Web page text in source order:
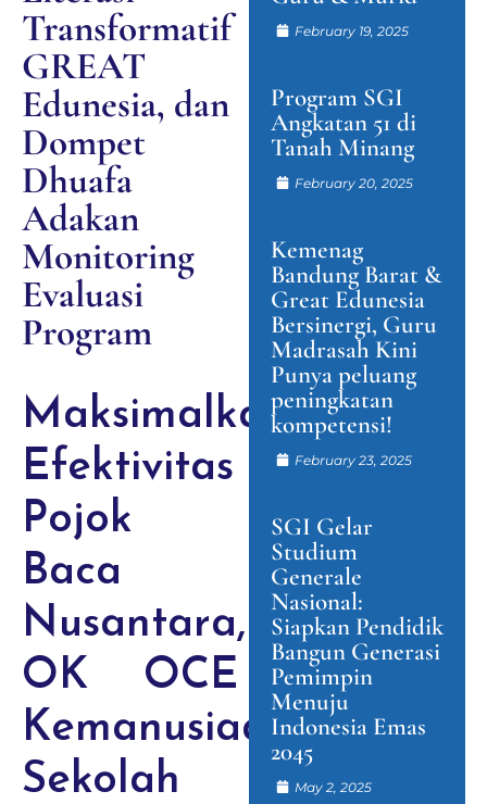
Transformatif
GREAT
Edunesia, dan
Dompet
Dhuafa
Adakan
Monitoring
Evaluasi
Program
Maksimalkan
Efektivitas
Pojok
Baca
Nusantara,
OK OCE
Kemanusiaan,
Sekolah
February 19, 2025
Program SGI
Angkatan 51 di
Tanah Minang
February 20, 2025
Kemenag
Bandung Barat &
Great Edunesia
Bersinergi, Guru
Madrasah Kini
Punya peluang
peningkatan
kompetensi!
February 23, 2025
SGI Gelar
Studium
Generale
Nasional:
Siapkan Pendidik
Bangun Generasi
Pemimpin
Menuju
Indonesia Emas
2045
May 2, 2025